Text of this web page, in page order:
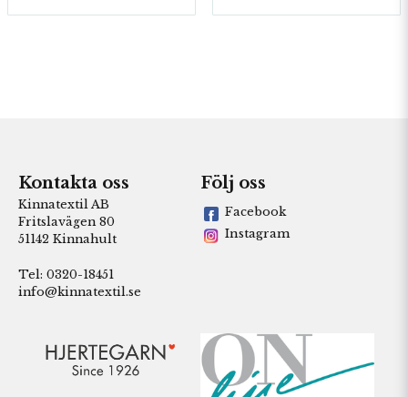
Kontakta oss
Kinnatextil AB
Fritslavägen 80
51142 Kinnahult
Tel: 0320-18451
info@kinnatextil.se
Följ oss
Facebook
Instagram